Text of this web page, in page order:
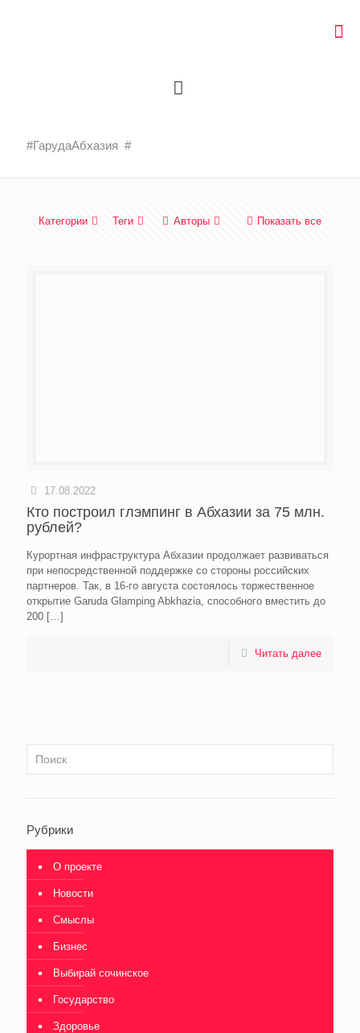
#ГарудаАбхазия #
Категории Теги Авторы Показать все
17.08.2022
Кто построил глэмпинг в Абхазии за 75 млн.
рублей?
Курортная инфраструктура Абхазии продолжает развиваться
при непосредственной поддержке со стороны российских
партнеров. Так, в 16-го августа состоялось торжественное
открытие Garuda Glamping Abkhazia, способного вместить до
200 […]
Читать далее
Рубрики
О проекте
Новости
Смыслы
Бизнес
Выбирай сочинское
Государство
Здоровье